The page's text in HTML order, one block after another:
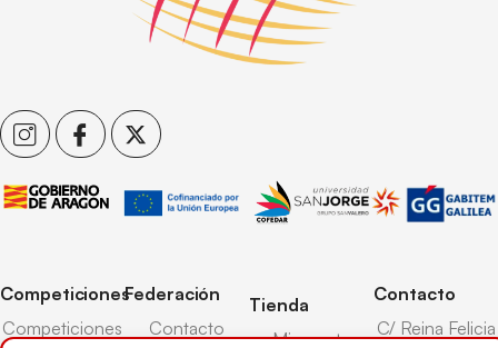
Competiciones
Competiciones
Federación
Contacto
Tienda
Mi cuenta
Contacto
C/ Reina Felicia